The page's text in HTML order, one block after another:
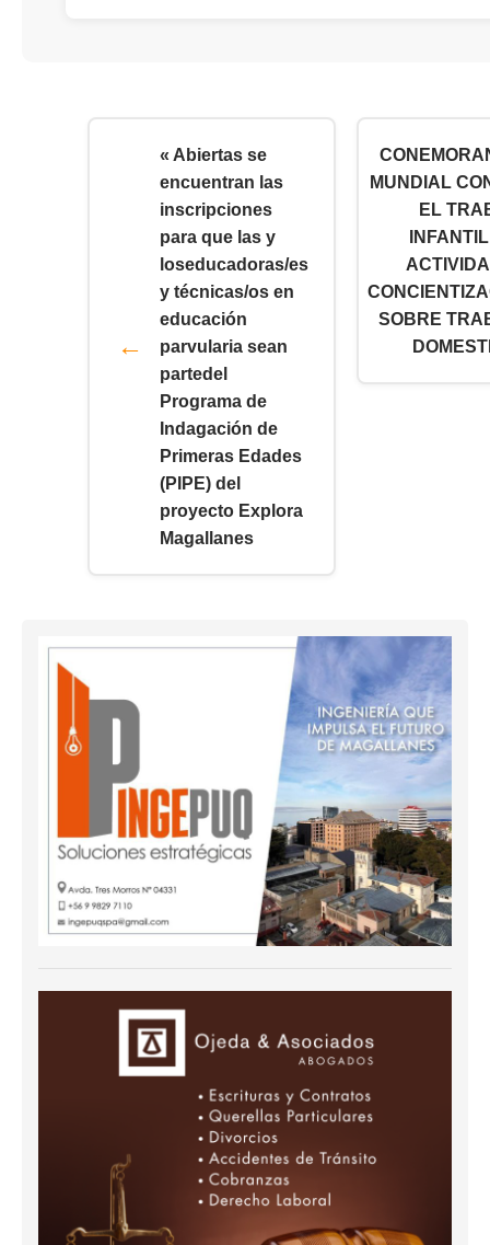
« Abiertas se
encuentran las
inscripciones
para que las y
loseducadoras/es
y técnicas/os en
educación
parvularia sean
partedel
Programa de
Indagación de
Primeras Edades
(PIPE) del
proyecto Explora
Magallanes
MUNDIAL
EL
SOBRE